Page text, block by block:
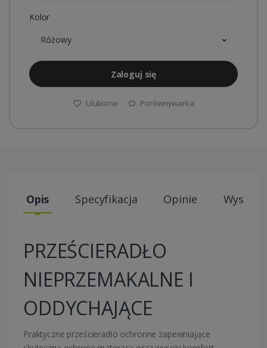
Kolor
Różowy
Zaloguj się
Ulubione Porównywarka
Opis Specyfikacja Opinie Wysyłki
PRZEŚCIERADŁO
NIEPRZEMAKALNE I
ODDYCHAJĄCE
Praktyczne prześcieradło ochronne zapewniające